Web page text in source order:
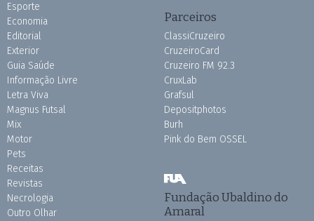
Esporte
Economia
Editorial
Exterior
Guia Saúde
Informação Livre
Letra Viva
Magnus Futsal
Mix
Motor
Pets
Receitas
Revistas
Necrologia
Outro Olhar
Parceiros
ClassiCruzeiro
CruzeiroCard
Cruzeiro FM 92.3
CruxLab
Grafsul
Depositphotos
Burh
Pink do Bem OSSEL
Fundação Ubaldino do
Amaral